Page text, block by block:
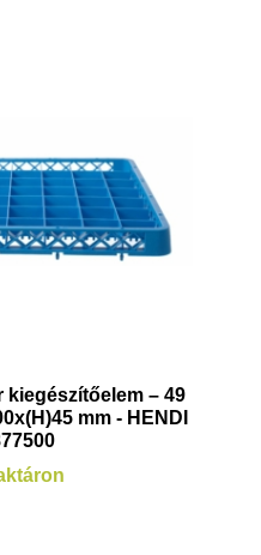
kiegészítőelem – 49
mm - HENDI